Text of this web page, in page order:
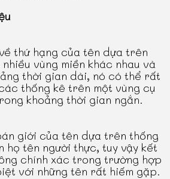
thứ hạng của tên dựa trên
vùng miền khác nhau và
thời gian dài, nó có thể rất
thống kê trên một vùng cụ
khoảng thời gian ngắn.
giới của tên dựa trên thống
họ tên người thực, tuy vậy kết
chính xác trong trường hợp
với những tên rất hiếm gặp.